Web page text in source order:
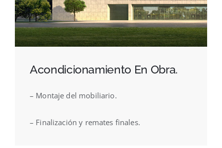
Acondicionamiento En Obra.
– Montaje del mobiliario.
– Finalización y remates finales.